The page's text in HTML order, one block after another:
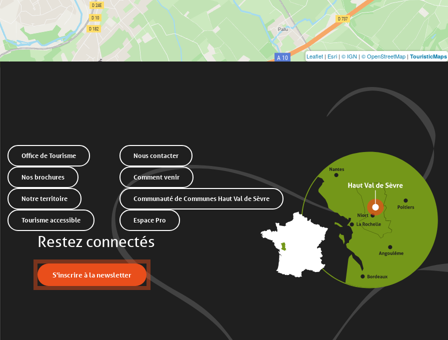
Leaflet | Esri | © IGN | © OpenStreetMap | TouristicMaps
Office de Tourisme Nous contacter
Nos brochures Comment venir
Notre territoire Communauté de Communes Haut Val de Sèvre
Tourisme accessible Espace Pro
Restez connectés
S'inscrire à la newsletter